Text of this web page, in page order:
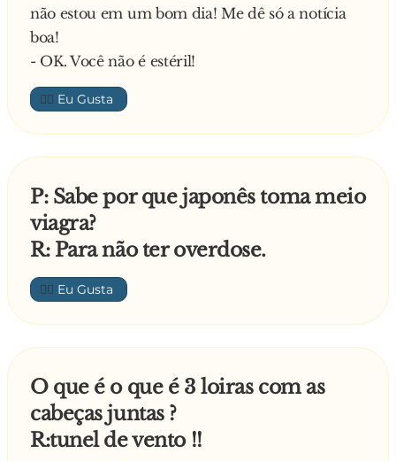
não estou em um bom dia! Me dê só a notícia
boa!
- OK. Você não é estéril!
👍🏼
P: Sabe por que japonês toma meio
viagra?
R: Para não ter overdose.
👍🏼
O que é o que é 3 loiras com as
cabeças juntas ?
R:tunel de vento !!